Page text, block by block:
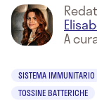
A
SISTEMA IMMUNITARIO
TOSSINE BATTERICHE